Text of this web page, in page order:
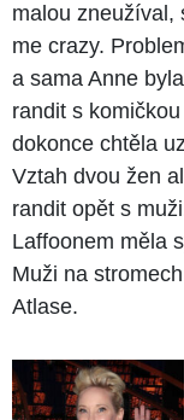
malou zneužíval,
me crazy.
a sama Anne
randit s
dokonce chtěla
Vztah dvou žen
randit opět s
Laffoonem měla
Muži na
Atlase.